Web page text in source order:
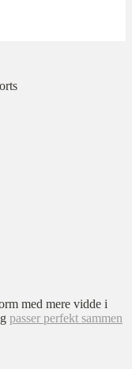
med mere vidde i
passer perfekt sammen